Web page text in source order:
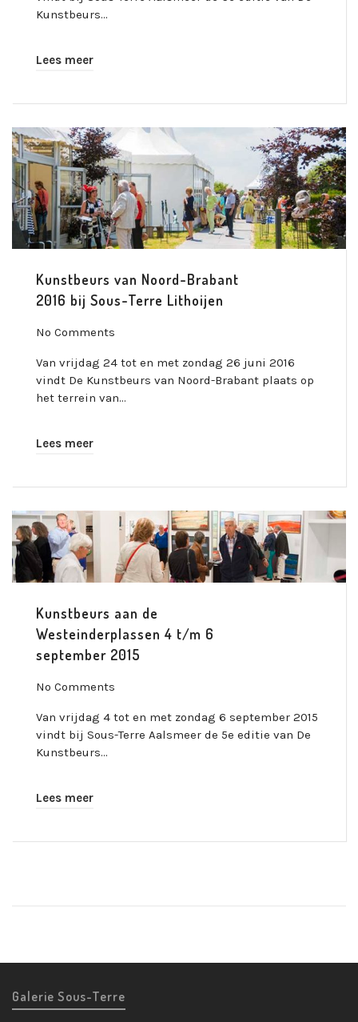
Kunstbeurs…
Lees meer
Kunstbeurs van Noord-Brabant
2016 bij Sous-Terre Lithoijen
No Comments
Van vrijdag 24 tot en met zondag 26 juni 2016
vindt De Kunstbeurs van Noord-Brabant plaats op
het terrein van…
Lees meer
Kunstbeurs aan de
Westeinderplassen 4 t/m 6
september 2015
No Comments
Van vrijdag 4 tot en met zondag 6 september 2015
vindt bij Sous-Terre Aalsmeer de 5e editie van De
Kunstbeurs…
Lees meer
Galerie Sous-Terre